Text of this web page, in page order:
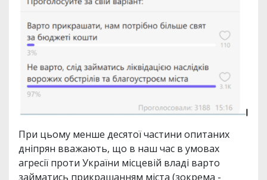
При цьому менше десятої частини опитаних
дніпрян вважають, що в наш час в умовах
агресії проти України місцевій владі варто
займатись прикрашанням міста (зокрема -